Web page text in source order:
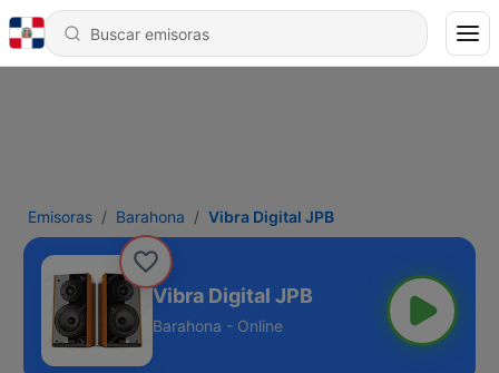
Emisoras Barahona Vibra Digital JPB
Vibra Digital JPB
Barahona - Online